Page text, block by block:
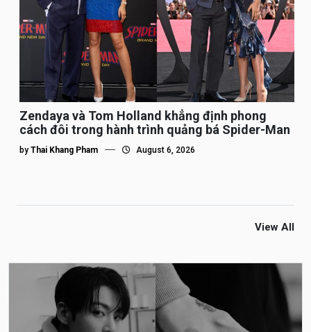
Zendaya và Tom Holland khẳng định phong
cách đôi trong hành trình quảng bá Spider-Man
by Thai Khang Pham August 6, 2026
View All